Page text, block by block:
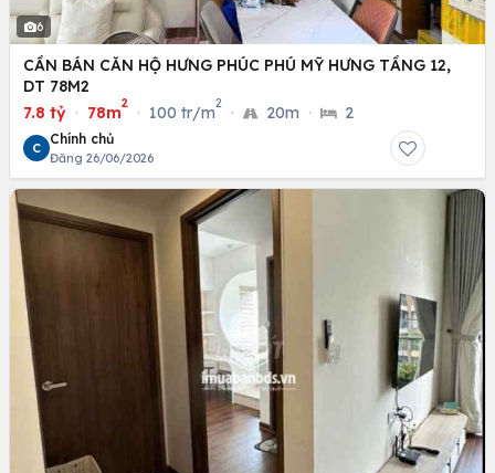
6
CẦN BÁN CĂN HỘ HƯNG PHÚC PHÚ MỸ HƯNG TẦNG 12,
DT 78M2
7.8 tỷ · 78m
2
· 100 tr/m
2
· 20m · 2
C
Chính chủ
Đăng 26/06/2026